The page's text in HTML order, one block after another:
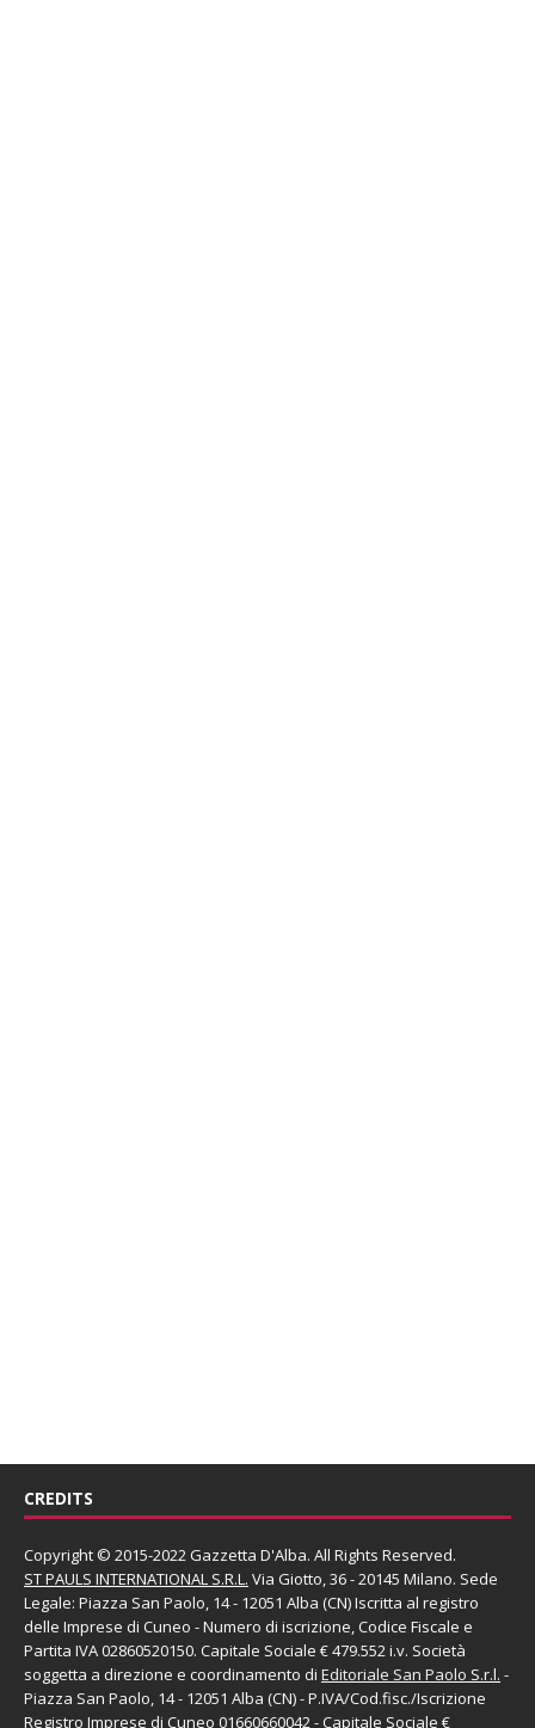
CREDITS
Copyright © 2015-2022 Gazzetta D'Alba. All Rights Reserved.
ST PAULS INTERNATIONAL S.R.L. Via Giotto, 36 - 20145 Milano. Sede
Legale: Piazza San Paolo, 14 - 12051 Alba (CN) Iscritta al registro
delle Imprese di Cuneo - Numero di iscrizione, Codice Fiscale e
Partita IVA 02860520150. Capitale Sociale € 479.552 i.v. Società
soggetta a direzione e coordinamento di Editoriale San Paolo S.r.l. -
Piazza San Paolo, 14 - 12051 Alba (CN) - P.IVA/Cod.fisc./Iscrizione
Registro Imprese di Cuneo 01660660042 - Capitale Sociale €